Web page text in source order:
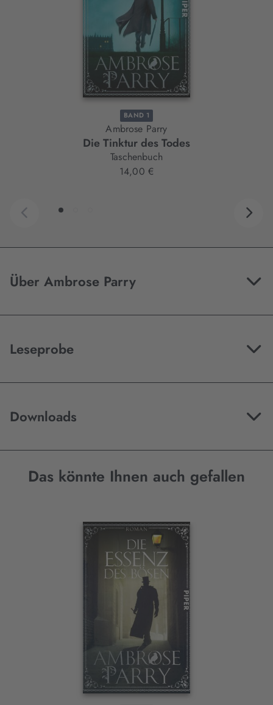
BAND 1
Ambrose Parry
Die Tinktur des Todes
Taschenbuch
14,00 €
Über Ambrose Parry
Leseprobe
Downloads
Das könnte Ihnen auch gefallen
Interaktives